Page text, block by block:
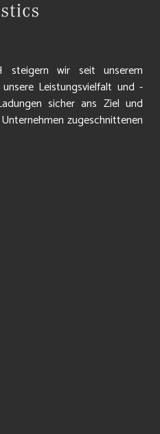
steigern wir seit unserem
Leistungsvielfalt und -
sicher ans Ziel und
zugeschnittenen